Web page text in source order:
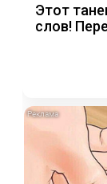
Этот
слов!